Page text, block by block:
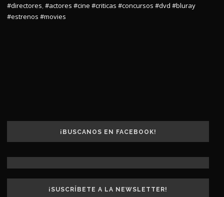
#directores,#actores #cine #criticas #concursos #dvd #bluray
#estrenos #movies
¡BUSCANOS EN FACEBOOK!
¡SUSCRÍBETE A LA NEWSLETTER!